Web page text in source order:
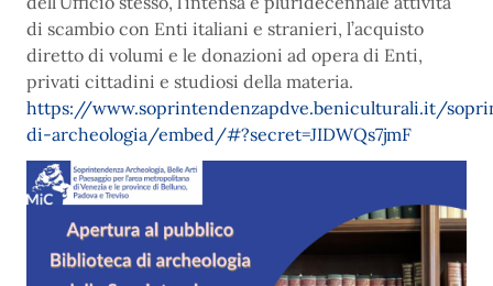
di scambio con Enti italiani e stranieri, l’acquisto
diretto di volumi e le donazioni ad opera di Enti,
privati cittadini e studiosi della materia.
https://www.soprintendenzapdve.beniculturali.it/
di-archeologia/embed/#?secret=JIDWQs7jmF